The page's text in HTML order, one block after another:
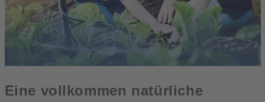
Eine vollkommen natürliche